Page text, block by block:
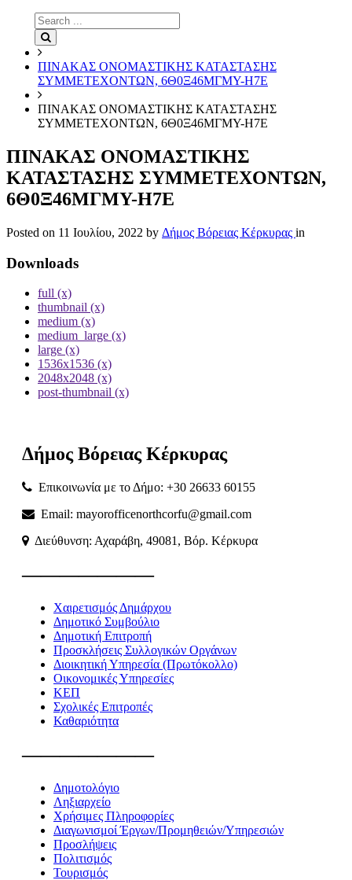
Search
for:
ΠΙΝΑΚΑΣ ΟΝΟΜΑΣΤΙΚΗΣ ΚΑΤΑΣΤΑΣΗΣ
ΣΥΜΜΕΤΕΧΟΝΤΩΝ, 6Θ0Ξ46ΜΓΜΥ-Η7Ε
ΠΙΝΑΚΑΣ ΟΝΟΜΑΣΤΙΚΗΣ ΚΑΤΑΣΤΑΣΗΣ
ΣΥΜΜΕΤΕΧΟΝΤΩΝ, 6Θ0Ξ46ΜΓΜΥ-Η7Ε
ΠΙΝΑΚΑΣ ΟΝΟΜΑΣΤΙΚΗΣ
ΚΑΤΑΣΤΑΣΗΣ ΣΥΜΜΕΤΕΧΟΝΤΩΝ,
6Θ0Ξ46ΜΓΜΥ-Η7Ε
Posted on 11 Ιουλίου, 2022 by Δήμος Βόρειας Κέρκυρας in
Downloads
full (x)
thumbnail (x)
medium (x)
medium_large (x)
large (x)
1536x1536 (x)
2048x2048 (x)
post-thumbnail (x)
Δήμος Βόρειας Κέρκυρας
Επικοινωνία με το Δήμο: +30 26633 60155
Email: mayorofficenorthcorfu@gmail.com
Διεύθυνση: Αχαράβη, 49081, Βόρ. Κέρκυρα
———————
Χαιρετισμός Δημάρχου
Δημοτικό Συμβούλιο
Δημοτική Επιτροπή
Προσκλήσεις Συλλογικών Οργάνων
Διοικητική Υπηρεσία (Πρωτόκολλο)
Οικονομικές Υπηρεσίες
ΚΕΠ
Σχολικές Επιτροπές
Καθαριότητα
———————
Δημοτολόγιο
Ληξιαρχείο
Χρήσιμες Πληροφορίες
Διαγωνισμοί Έργων/Προμηθειών/Υπηρεσιών
Προσλήψεις
Πολιτισμός
Τουρισμός